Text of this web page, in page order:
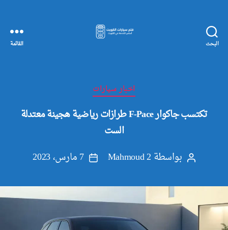
البحث
الكويت
القائمة
التصنيفات
اخبار سيارات
تكتسب جاكوار F-Pace طرازات رياضية هجينة معتدلة
الست
كاتببواسطة Mahmoud 2
تاريخ
7 مارس، 2023